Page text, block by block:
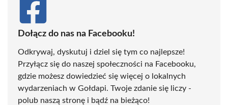
Dołącz do nas na Facebooku!
Odkrywaj, dyskutuj i dziel się tym co najlepsze!
Przyłącz się do naszej społeczności na Facebooku,
gdzie możesz dowiedzieć się więcej o lokalnych
wydarzeniach w Gołdapi. Twoje zdanie się liczy -
polub naszą stronę i bądź na bieżąco!